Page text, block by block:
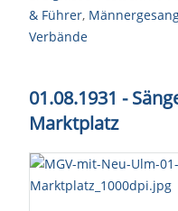
& Führer,
Verbände
01.08.1931 -
Marktplatz